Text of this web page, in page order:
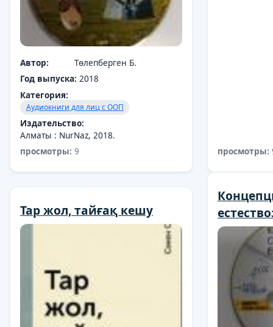
Автор:
Төлепберген Б.
Год выпуска: 2018
Категория:
Аудиокниги для лиц с ООП
Издательство:
Алматы : NurNaz, 2018.
просмотры: 9 просмотры:
Тар жол, тайғақ кешу